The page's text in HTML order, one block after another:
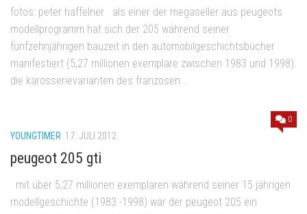
fotos: peter haffelner als einer der megaseller aus peugeots
modellprogramm hat sich der 205 während seiner
fünfzehnjährigen bauzeit in den automobilgeschichtsbücher
manifestiert (5,27 millionen exemplare zwischen 1983 und 1998).
die karosserievarianten des franzosen...
0
YOUNGTIMER 17. JULI 2012
peugeot 205 gti
mit über 5,27 millionen exemplaren während seiner 15 jährigen
modellgeschichte (1983 -1998) war der peugeot 205 ein